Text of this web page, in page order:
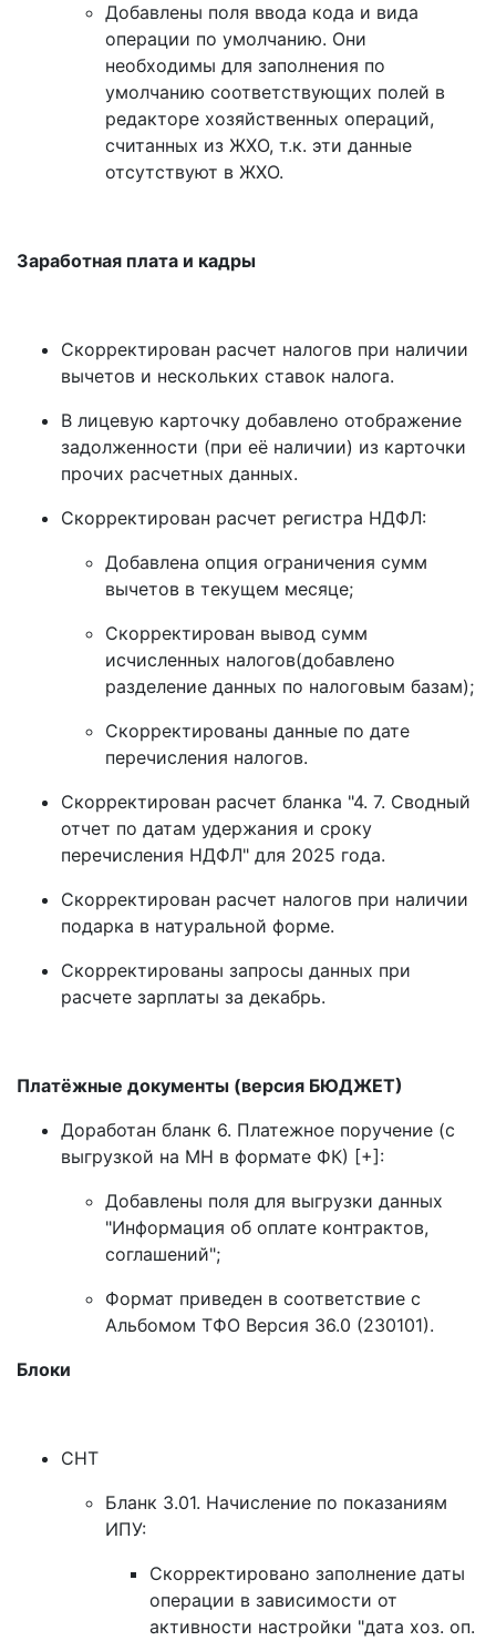
Добавлены поля ввода кода и вида
операции по умолчанию. Они
необходимы для заполнения по
умолчанию соответствующих полей в
редакторе хозяйственных операций,
считанных из ЖХО, т.к. эти данные
отсутствуют в ЖХО.
Заработная плата и кадры
Скорректирован расчет налогов при наличии
вычетов и нескольких ставок налога.
В лицевую карточку добавлено отображение
задолженности (при её наличии) из карточки
прочих расчетных данных.
Скорректирован расчет регистра НДФЛ:
Добавлена опция ограничения сумм
вычетов в текущем месяце;
Скорректирован вывод сумм
исчисленных налогов(добавлено
разделение данных по налоговым базам);
Скорректированы данные по дате
перечисления налогов.
Скорректирован расчет бланка "4. 7. Сводный
отчет по датам удержания и сроку
перечисления НДФЛ" для 2025 года.
Скорректирован расчет налогов при наличии
подарка в натуральной форме.
Скорректированы запросы данных при
расчете зарплаты за декабрь.
Платёжные документы (версия БЮДЖЕТ)
Доработан бланк 6. Платежное поручение (с
выгрузкой на МН в формате ФК) [+]:
Добавлены поля для выгрузки данных
"Информация об оплате контрактов,
соглашений";
Формат приведен в соответствие с
Альбомом ТФО Версия 36.0 (230101).
Блоки
СНТ
Бланк 3.01. Начисление по показаниям
ИПУ:
Скорректировано заполнение даты
операции в зависимости от
активности настройки "дата хоз. оп.